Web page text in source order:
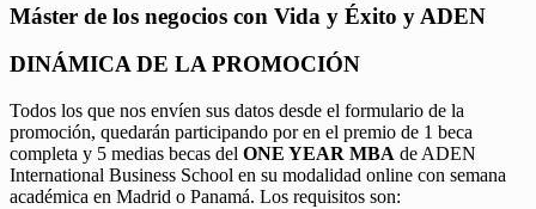
Máster de los negocios con Vida y Éxito y ADEN
DINÁMICA DE LA PROMOCIÓN
Todos los que nos envíen sus datos desde el formulario de la
promoción, quedarán participando por en el premio de 1 beca
completa y 5 medias becas del ONE YEAR MBA de ADEN
International Business School en su modalidad online con semana
académica en Madrid o Panamá. Los requisitos son: